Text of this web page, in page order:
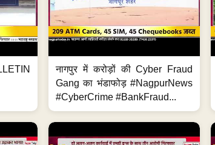
नागपुर में करोड़ों की Cyber Fraud
Gang का भंडाफोड़ #NagpurNews
#CyberCrime #BankFraud...